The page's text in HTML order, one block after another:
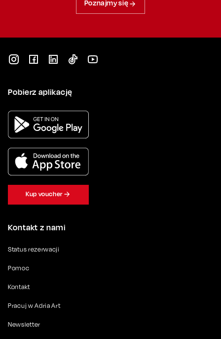
Poznajmy się
Kontakt z nami
Status rezerwacji
Pomoc
Kontakt
Pracuj w Adria Art
Newsletter
Pobierz aplikację
Kup voucher